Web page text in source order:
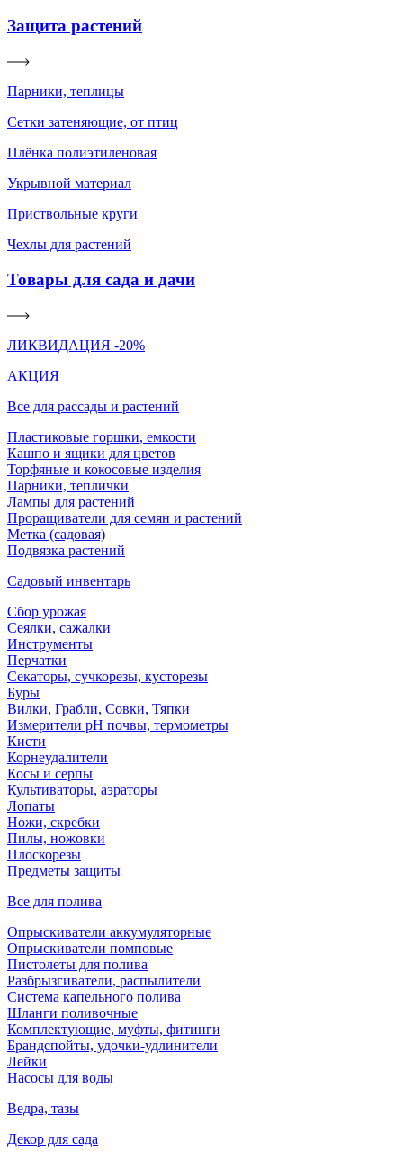
Защита растений
Парники, теплицы
Сетки затеняющие, от птиц
Плёнка полиэтиленовая
Укрывной материал
Приствольные круги
Чехлы для растений
Товары для сада и дачи
ЛИКВИДАЦИЯ -20%
АКЦИЯ
Все для рассады и растений
Пластиковые горшки, емкости
Кашпо и ящики для цветов
Торфяные и кокосовые изделия
Парники, теплички
Лампы для растений
Проращиватели для семян и растений
Метка (садовая)
Подвязка растений
Садовый инвентарь
Сбор урожая
Сеялки, сажалки
Инструменты
Перчатки
Секаторы, сучкорезы, кусторезы
Буры
Вилки, Грабли, Совки, Тяпки
Измерители pH почвы, термометры
Кисти
Корнеудалители
Косы и серпы
Культиваторы, аэраторы
Лопаты
Ножи, скребки
Пилы, ножовки
Плоскорезы
Предметы защиты
Все для полива
Опрыскиватели аккумуляторные
Опрыскиватели помповые
Пистолеты для полива
Разбрызгиватели, распылители
Система капельного полива
Шланги поливочные
Комплектующие, муфты, фитинги
Брандспойты, удочки-удлинители
Лейки
Насосы для воды
Ведра, тазы
Декор для сада